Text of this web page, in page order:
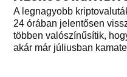
A legnagyobb
24 órában jelentősen
többen valószínűsítik,
akár már júliusban